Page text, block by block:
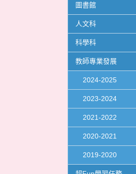
圖書館
人文科
科學科
教師專業發展
2024-2025
2023-2024
2021-2022
2020-2021
2019-2020